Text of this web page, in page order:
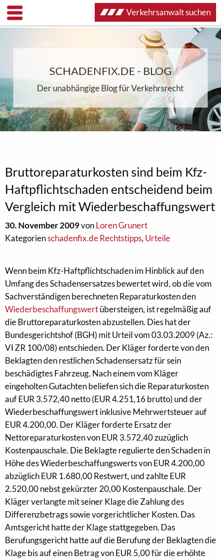
SCHADENFIX.DE - BLOG
Der unabhängige Blog für Verkehrsrecht
Bruttoreparaturkosten sind beim Kfz-
Haftpflichtschaden entscheidend beim
Vergleich mit Wiederbeschaffungswert
30. November 2009vonLoren Grunert
Kategorienschadenfix.de Rechtstipps, Urteile
Wenn beim Kfz-Haftpflichtschaden im Hinblick auf den
Umfang des Schadensersatzes bewertet wird, ob die vom
Sachverständigen berechneten Reparaturkosten den
Wiederbeschaffungswertübersteigen, ist regelmäßig auf
die Bruttoreparaturkosten abzustellen. Dies hat der
Bundesgerichtshof (BGH) mit Urteil vom 03.03.2009 (Az.:
VI ZR 100/08) entschieden. Der Kläger forderte von den
Beklagten den restlichen Schadensersatz für sein
beschädigtes Fahrzeug. Nach einem vom Kläger
eingeholten Gutachten beliefen sich die Reparaturkosten
auf EUR 3.572,40 netto (EUR 4.251,16 brutto) und der
Wiederbeschaffungswert inklusive Mehrwertsteuer auf
EUR 4.200,00. Der Kläger forderte Ersatz der
Nettoreparaturkosten von EUR 3.572,40 zuzüglich
Kostenpauschale. Die Beklagte regulierte den Schaden in
Höhe des Wiederbeschaffungswerts von EUR 4.200,00
abzüglich EUR 1.680,00 Restwert, und zahlte EUR
2.520,00 nebst gekürzter 20,00 Kostenpauschale. Der
Kläger verlangte mit seiner Klage die Zahlung des
Differenzbetrags sowie vorgerichtlicher Kosten. Das
Amtsgericht hatte der Klage stattgegeben. Das
Berufungsgericht hatte auf die Berufung der Beklagten die
Klage bis auf einen Betrag von EUR 5,00 für die erhöhte
Verkehrsanwalt suchen